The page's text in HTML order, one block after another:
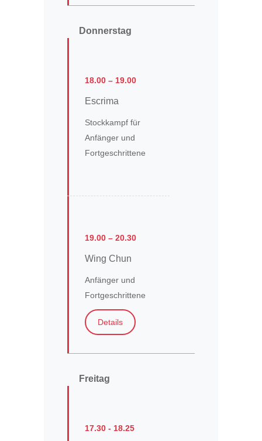
Donnerstag
18.00 – 19.00
Escrima
Stockkampf für
Anfänger und
Fortgeschrittene
19.00 – 20.30
Wing Chun
Anfänger und
Fortgeschrittene
Details
Freitag
17.30 - 18.25